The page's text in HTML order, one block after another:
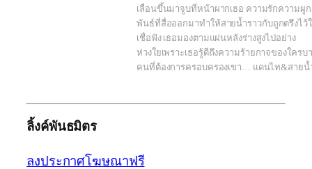
เลื่อนขึ้นมาจูบที่หน้าผากเธอ ความรักความผูก
พันธ์ที่สื่อออกมาทำให้สายน้ำราวกับถูกตรึงไว้
เชื่อฟัง เธอมองตามแผ่นหลังร่างสูงไปอย่าง
ห่วงใยเพราะเธอรู้ดีถึงความร้ายกาจของใครบ
คนที่ต้องการครอบครองเขา… แดนไท&สายน้
ลิ้งค์พันธมิตร
ลงประกาศโฆษณาฟรี